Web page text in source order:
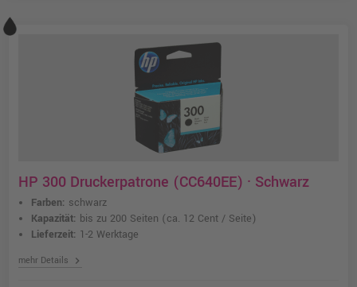
HP 300 Druckerpatrone (CC640EE) · Schwarz
Farben: schwarz
Kapazität: bis zu 200 Seiten (ca. 12 Cent / Seite)
Lieferzeit: 1-2 Werktage
mehr Details chevron_right